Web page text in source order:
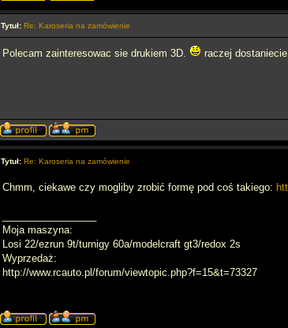
Tytuł: Re: Karoseria na zamówienie
Polecam zainteresowac sie drukiem 3D. raczej
Tytuł: Re: Karoseria na zamówienie
Chmm, ciekawe czy mogliby zrobić formę pod coś takiego:
Moja maszyna:
Losi 22/ezrun 9t/turnigy 60a/modelcraft gt3/redox 2s
Wyprzedaż:
http://www.rcauto.pl/forum/viewtopic.php?f=15&t=73327